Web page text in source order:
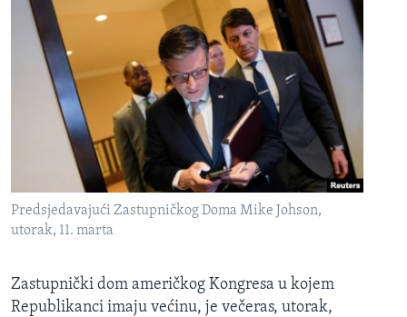
Predsjedavajući Zastupničkog Doma Mike Johson,
utorak, 11. marta
Zastupnički dom američkog Kongresa u kojem
Republikanci imaju većinu, je večeras, utorak,